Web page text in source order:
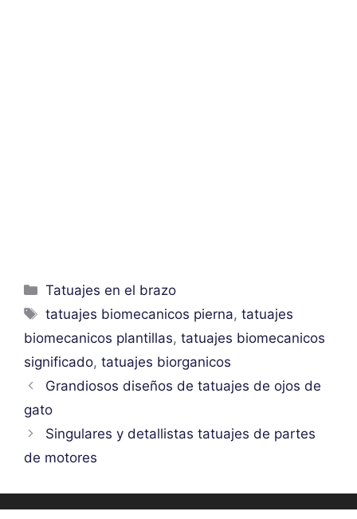
Categorías
Tatuajes en el brazo
Etiquetas
tatuajes biomecanicos pierna,tatuajes
biomecanicos plantillas, tatuajes biomecanicos
significado, tatuajes biorganicos
Grandiosos diseños de tatuajes de ojos de
gato
Singulares y detallistas tatuajes de partes
de motores